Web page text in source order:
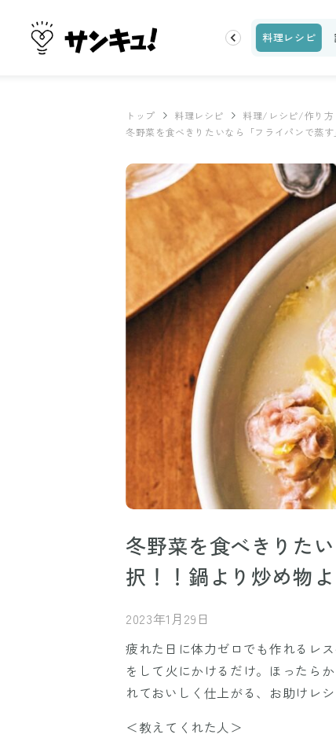
ビューティ 100均・雑貨 スーパー 料理レシピ
トップ 料理レシピ
料理/レシピ/作り方
冬野菜を食べきりたいなら「フライパンで蒸
冬野菜を食べきりた
択！！鍋より炒め物
2023年1月29日
疲れた日に体力ゼロでも作れるレ
をして火にかけるだけ。ほったら
れておいしく仕上がる、お助けレシ
＜教えてくれた人＞